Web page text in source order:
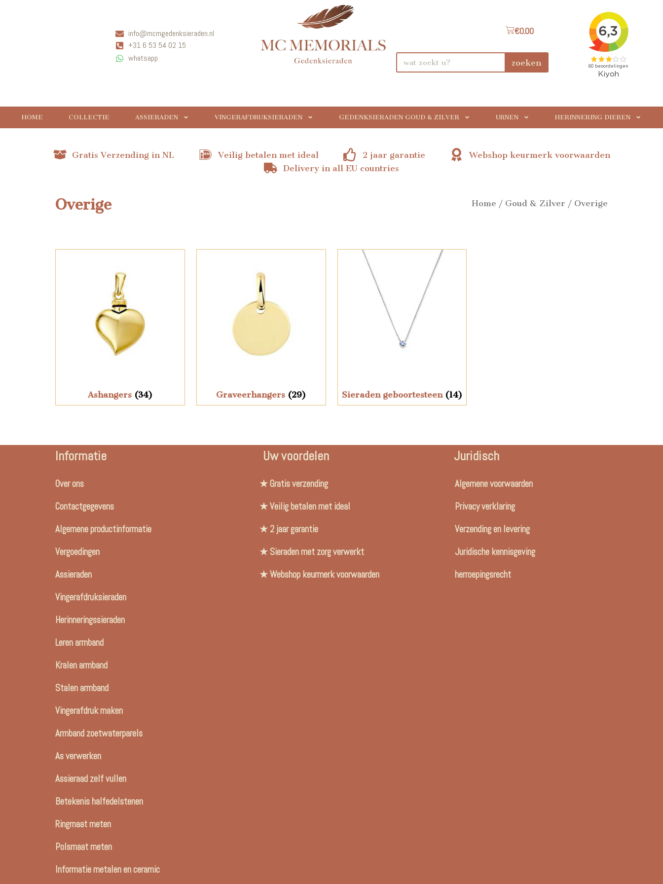
info@mcmgedenksieraden.nl
+31 6 53 54 02 15
whatsapp
€0.00
zoeken
HOME COLLECTIE ASSIERADEN VINGERAFDRUKSIERADEN GEDENKSIERADEN GOUD & ZILVER URNEN HERINNERING DIEREN
Gratis Verzending in NL Veilig betalen met ideal 2 jaar garantie
Webshop keurmerk voorwaarden
Delivery in all EU countries
Overige Home / Goud & Zilver / Overige
Ashangers (34) Graveerhangers (29) Sieraden geboortesteen (14)
Informatie
Over ons
Contactgegevens
Algemene productinformatie
Vergoedingen
Assieraden
Vingerafdruksieraden
Herinneringssieraden
Leren armband
Kralen armband
Stalen armband
Vingerafdruk maken
Armband zoetwaterparels
As verwerken
Assieraad zelf vullen
Betekenis halfedelstenen
Ringmaat meten
Polsmaat meten
Informatie metalen en ceramic
Uw voordelen
★ Gratis verzending
★ Veilig betalen met ideal
★ 2 jaar garantie
★ Sieraden met zorg verwerkt
★ Webshop keurmerk voorwaarden
Juridisch
Algemene voorwaarden
Privacy verklaring
Verzending en levering
Juridische kennisgeving
herroepingsrecht